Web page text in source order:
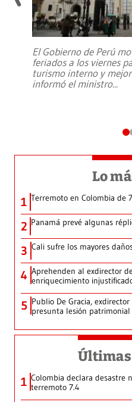
El Gobierno de Perú
feriados a los viernes
turismo interno y
informó el ministro...
Lo
1 Terremoto en Colombia de
2 Panamá prevé algunas
3 Cali sufre los mayores
4 Aprehenden al exdirector
enriquecimiento
5 Publio De Gracia,
presunta lesión patrimonial
1 Colombia declara desastre
terremoto 7.4